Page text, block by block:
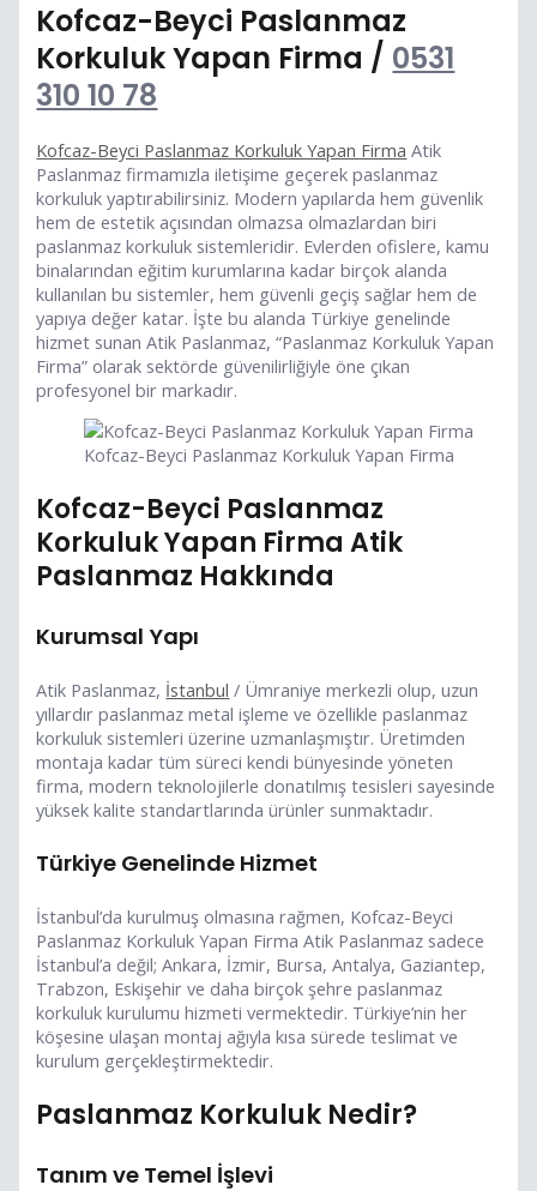
Kofcaz-Beyci Paslanmaz
Korkuluk Yapan Firma / 0531
310 10 78
Kofcaz-Beyci Paslanmaz Korkuluk Yapan Firma Atik
Paslanmaz firmamızla iletişime geçerek paslanmaz
korkuluk yaptırabilirsiniz. Modern yapılarda hem güvenlik
hem de estetik açısından olmazsa olmazlardan biri
paslanmaz korkuluk sistemleridir. Evlerden ofislere, kamu
binalarından eğitim kurumlarına kadar birçok alanda
kullanılan bu sistemler, hem güvenli geçiş sağlar hem de
yapıya değer katar. İşte bu alanda Türkiye genelinde
hizmet sunan Atik Paslanmaz, “Paslanmaz Korkuluk Yapan
Firma” olarak sektörde güvenilirliğiyle öne çıkan
profesyonel bir markadır.
Kofcaz-Beyci Paslanmaz Korkuluk Yapan Firma
Kofcaz-Beyci Paslanmaz
Korkuluk Yapan Firma Atik
Paslanmaz Hakkında
Kurumsal Yapı
Atik Paslanmaz, İstanbul / Ümraniye merkezli olup, uzun
yıllardır paslanmaz metal işleme ve özellikle paslanmaz
korkuluk sistemleri üzerine uzmanlaşmıştır. Üretimden
montaja kadar tüm süreci kendi bünyesinde yöneten
firma, modern teknolojilerle donatılmış tesisleri sayesinde
yüksek kalite standartlarında ürünler sunmaktadır.
Türkiye Genelinde Hizmet
İstanbul’da kurulmuş olmasına rağmen, Kofcaz-Beyci
Paslanmaz Korkuluk Yapan Firma Atik Paslanmaz sadece
İstanbul’a değil; Ankara, İzmir, Bursa, Antalya, Gaziantep,
Trabzon, Eskişehir ve daha birçok şehre paslanmaz
korkuluk kurulumu hizmeti vermektedir. Türkiye’nin her
köşesine ulaşan montaj ağıyla kısa sürede teslimat ve
kurulum gerçekleştirmektedir.
Paslanmaz Korkuluk Nedir?
Tanım ve Temel İşlevi